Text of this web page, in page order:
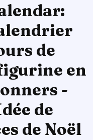
de
en
-
de
de Noël